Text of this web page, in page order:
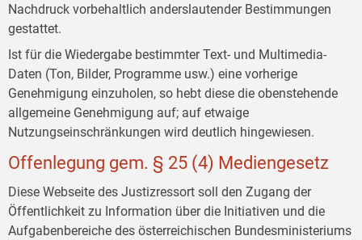
Nachdruck vorbehaltlich anderslautender Bestimmungen
gestattet.
Ist für die Wiedergabe bestimmter Text- und Multimedia-
Daten (Ton, Bilder, Programme usw.) eine vorherige
Genehmigung einzuholen, so hebt diese die obenstehende
allgemeine Genehmigung auf; auf etwaige
Nutzungseinschränkungen wird deutlich hingewiesen.
Offenlegung gem. § 25 (4) Mediengesetz
Diese Webseite des Justizressort soll den Zugang der
Öffentlichkeit zu Information über die Initiativen und die
Aufgabenbereiche des österreichischen Bundesministeriums